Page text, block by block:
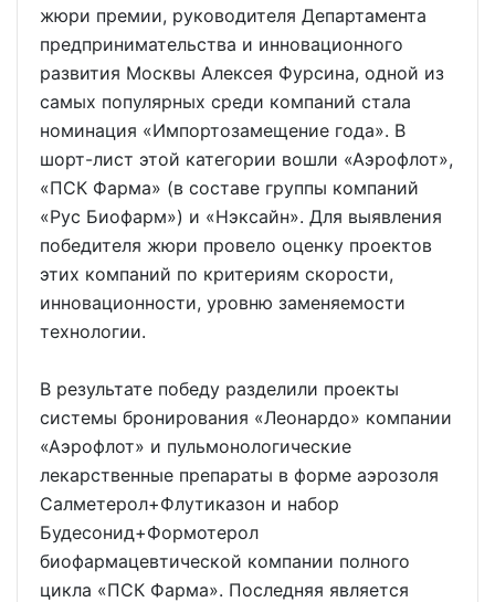
жюри премии, руководителя Департамента
предпринимательства и инновационного
развития Москвы Алексея Фурсина, одной из
самых популярных среди компаний стала
номинация «Импортозамещение года». В
шорт-лист этой категории вошли «Аэрофлот»,
«ПСК Фарма» (в составе группы компаний
«Рус Биофарм») и «Нэксайн». Для выявления
победителя жюри провело оценку проектов
этих компаний по критериям скорости,
инновационности, уровню заменяемости
технологии.
В результате победу разделили проекты
системы бронирования «Леонардо» компании
«Аэрофлот» и пульмонологические
лекарственные препараты в форме аэрозоля
Салметерол+Флутиказон и набор
Будесонид+Формотерол
биофармацевтической компании полного
цикла «ПСК Фарма». Последняя является